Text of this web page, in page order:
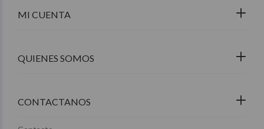
MI CUENTA
QUIENES SOMOS
CONTACTANOS